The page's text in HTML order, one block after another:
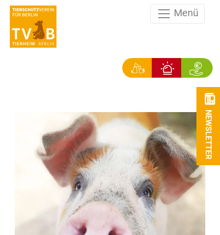
Menü
NEWSLETTER